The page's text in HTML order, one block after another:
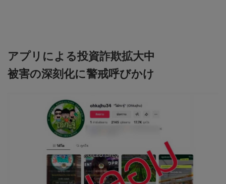
アプリによる投資詐欺拡大中
被害の深刻化に警戒呼びかけ